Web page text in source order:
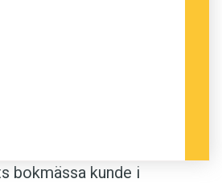
bokmässa kunde i